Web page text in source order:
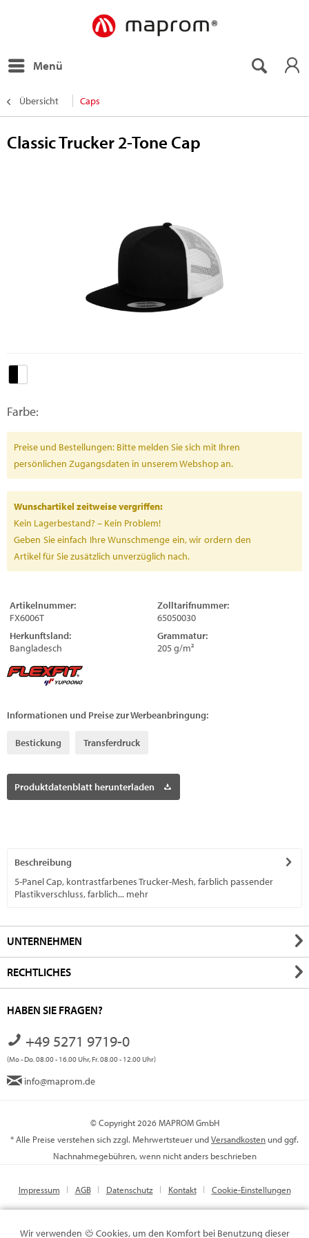
Menü
Übersicht Caps
Classic Trucker 2-Tone Cap
Farbe:
Preise und Bestellungen: Bitte melden Sie sich mit Ihren
persönlichen Zugangsdaten in unserem Webshop an.
Wunschartikel zeitweise vergriffen:
Kein Lagerbestand? – Kein Problem!
Geben Sie einfach Ihre Wunschmenge ein, wir ordern den
Artikel für Sie zusätzlich unverzüglich nach.
Artikelnummer:
FX6006T
Zolltarifnummer:
65050030
Herkunftsland:
Bangladesch
Grammatur:
205 g/m²
Informationen und Preise zur Werbeanbringung:
Bestickung Transferdruck
Produktdatenblatt herunterladen
Beschreibung
5-Panel Cap, kontrastfarbenes Trucker-Mesh, farblich passender
Plastikverschluss, farblich... mehr
UNTERNEHMEN
RECHTLICHES
HABEN SIE FRAGEN?
+49 5271 9719-0
(Mo - Do. 08.00 - 16.00 Uhr, Fr. 08.00 - 12.00 Uhr)
info@maprom.de
© Copyright 2026 MAPROM GmbH
* Alle Preise verstehen sich zzgl. Mehrwertsteuer undVersandkosten und ggf.
Nachnahmegebühren, wenn nicht anders beschrieben
Impressum AGB Datenschutz Kontakt Cookie-Einstellungen
Wir verwenden Cookies, um den Komfort bei Benutzung dieser